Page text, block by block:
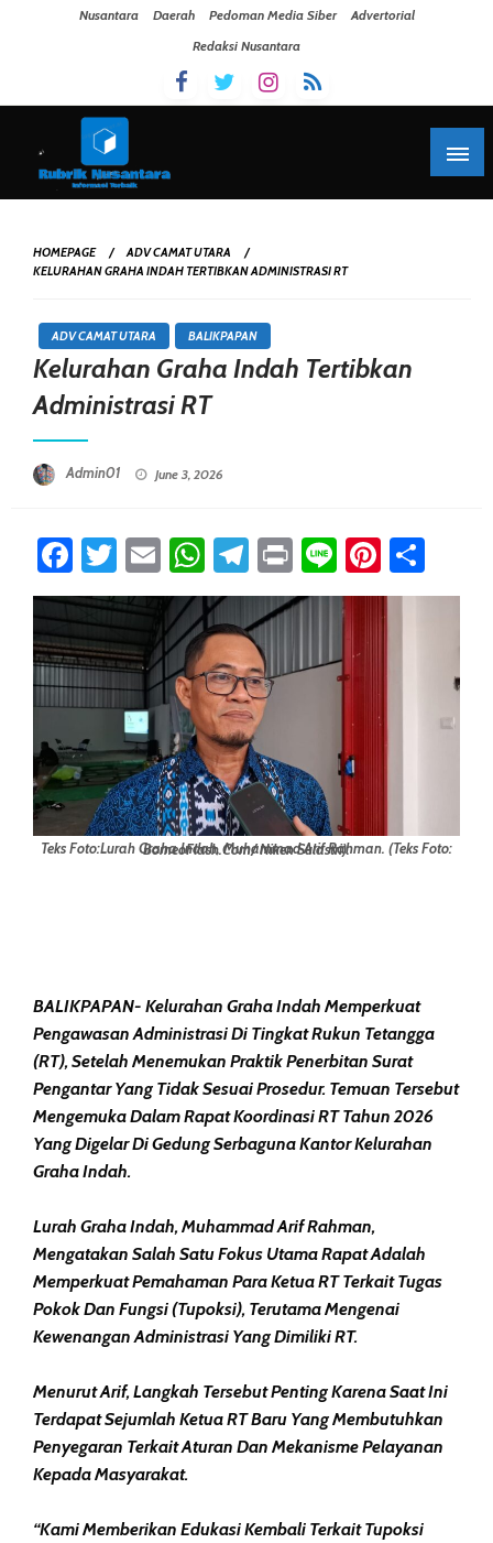
Nusantara Daerah Pedoman Media Siber
Advertorial
Redaksi Nusantara
HOMEPAGE
ADV CAMAT UTARA
KELURAHAN GRAHA INDAH TERTIBKAN ADMINISTRASI RT
ADV CAMAT UTARA BALIKPAPAN
Kelurahan Graha Indah Tertibkan
Administrasi RT
Admin01 June 3, 2026
Facebook
Twitter
EmailWhatsApp
Telegram
PrintLine
Teks Foto:Lurah Graha Indah, Muhammad Arif Rahman. (Teks Foto: BorneoFlash.com/ Niken Sulastri).
BALIKPAPAN- Kelurahan Graha Indah Memperkuat
Pengawasan Administrasi Di Tingkat Rukun Tetangga
(RT), Setelah Menemukan Praktik Penerbitan Surat
Pengantar Yang Tidak Sesuai Prosedur. Temuan Tersebut
Mengemuka Dalam Rapat Koordinasi RT Tahun 2026
Yang Digelar Di Gedung Serbaguna Kantor Kelurahan
Graha Indah.
Lurah Graha Indah, Muhammad Arif Rahman,
Mengatakan Salah Satu Fokus Utama Rapat Adalah
Memperkuat Pemahaman Para Ketua RT Terkait Tugas
Pokok Dan Fungsi (Tupoksi), Terutama Mengenai
Kewenangan Administrasi Yang Dimiliki RT.
Menurut Arif, Langkah Tersebut Penting Karena Saat Ini
Terdapat Sejumlah Ketua RT Baru Yang Membutuhkan
Penyegaran Terkait Aturan Dan Mekanisme Pelayanan
Kepada Masyarakat.
“Kami Memberikan Edukasi Kembali Terkait Tupoksi